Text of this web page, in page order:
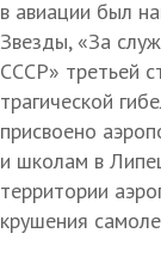
в авиации был
Звезды, «За
СССР» третьей
трагической
присвоено
и школам в
территории
крушения